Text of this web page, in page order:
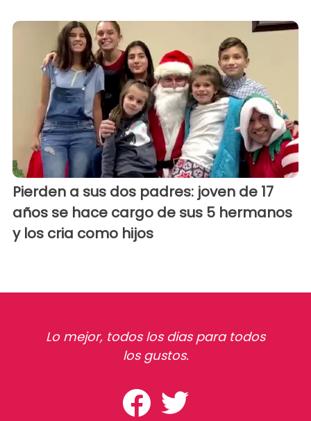
Pierden a sus dos padres: joven de 17
años se hace cargo de sus 5 hermanos
y los cria como hijos
Lo mejor, todos los dias para todos
los gustos.